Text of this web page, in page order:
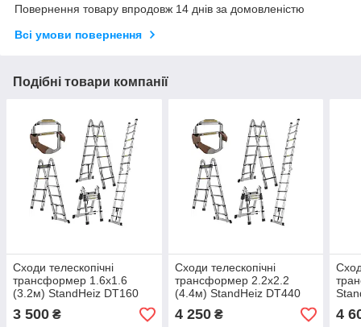
Повернення товару впродовж 14 днів за домовленістю
Всі умови повернення
Подібні товари компанії
Сходи телескопічні
трансформер 1.6х1.6
(3.2м) StandHeiz DT160
Poland, алюміній, до 180
кг
3 500 ₴
Сходи телескопічні
трансформер 2.2х2.2
(4.4м) StandHeiz DT440
Poland, алюміній, до 180
кг
4 250₴ 4